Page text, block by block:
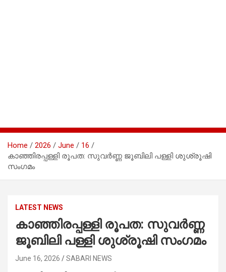
Home 2026 June
16
കാഞ്ഞിരപ്പള്ളി രൂപത: സുവർണ്ണ ജൂബിലി പള്ളി ശുശ്രൂഷി
സംഗമം
LATEST NEWS
കാഞ്ഞിരപ്പള്ളി രൂപത: സുവർണ്ണ
ജൂബിലി പള്ളി ശുശ്രൂഷി സംഗമം
June 16, 2026 SABARI NEWS